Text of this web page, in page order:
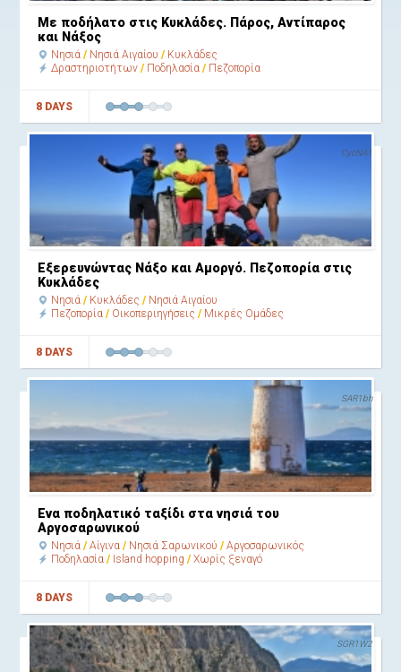
Με ποδήλατο στις Κυκλάδες. Πάρος, Αντίπαρος
και Νάξος
Νησιά Νησιά Αιγαίου
Κυκλάδες
Δραστηριοτήτων
Ποδηλασία Πεζοπορία
8 DAYS
CycNA1
Εξερευνώντας Νάξο και Αμοργό. Πεζοπορία στις
Κυκλάδες
Νησιά Κυκλάδες
Νησιά Αιγαίου
Πεζοπορία
Οικοπεριηγήσεις Μικρές Ομάδες
8 DAYS
SAR1bh
Ένα ποδηλατικό ταξίδι στα νησιά του
Αργοσαρωνικού
Νησιά Αίγινα Νησιά Σαρωνικού
Αργοσαρωνικός
Ποδηλασία
Island hopping Χωρίς ξεναγό
8 DAYS
SGR1W2